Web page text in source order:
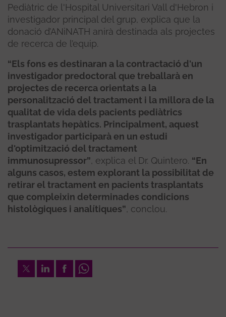
Pediàtric de l'Hospital Universitari Vall d'Hebron i
investigador principal del grup, explica que la
donació d’ANiNATH anirà destinada als projectes
de recerca de l’equip.
“Els fons es destinaran a la contractació d'un
investigador predoctoral que treballarà en
projectes de recerca orientats a la
personalització del tractament i la millora de la
qualitat de vida dels pacients pediàtrics
trasplantats hepàtics. Principalment, aquest
investigador participarà en un estudi
d'optimització del tractament
immunosupressor”, explica el Dr. Quintero. “En
alguns casos, estem explorant la possibilitat de
retirar el tractament en pacients trasplantats
que compleixin determinades condicions
histològiques i analítiques”, conclou.
TwitterLinkedInFacebookWhatsapp